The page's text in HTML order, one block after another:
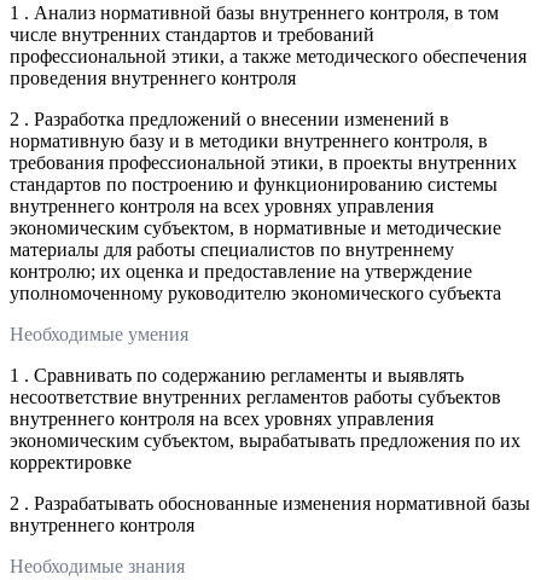
1 . Анализ нормативной базы внутреннего контроля, в том
числе внутренних стандартов и требований
профессиональной этики, а также методического обеспечения
проведения внутреннего контроля
2 . Разработка предложений о внесении изменений в
нормативную базу и в методики внутреннего контроля, в
требования профессиональной этики, в проекты внутренних
стандартов по построению и функционированию системы
внутреннего контроля на всех уровнях управления
экономическим субъектом, в нормативные и методические
материалы для работы специалистов по внутреннему
контролю; их оценка и предоставление на утверждение
уполномоченному руководителю экономического субъекта
Необходимые умения
1 . Сравнивать по содержанию регламенты и выявлять
несоответствие внутренних регламентов работы субъектов
внутреннего контроля на всех уровнях управления
экономическим субъектом, вырабатывать предложения по их
корректировке
2 . Разрабатывать обоснованные изменения нормативной базы
внутреннего контроля
Необходимые знания